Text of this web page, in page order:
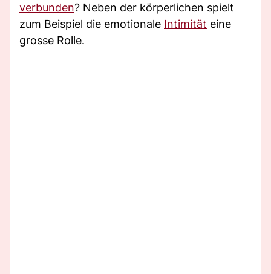
verbunden? Neben der körperlichen spielt
zum Beispiel die emotionale Intimität eine
grosse Rolle.